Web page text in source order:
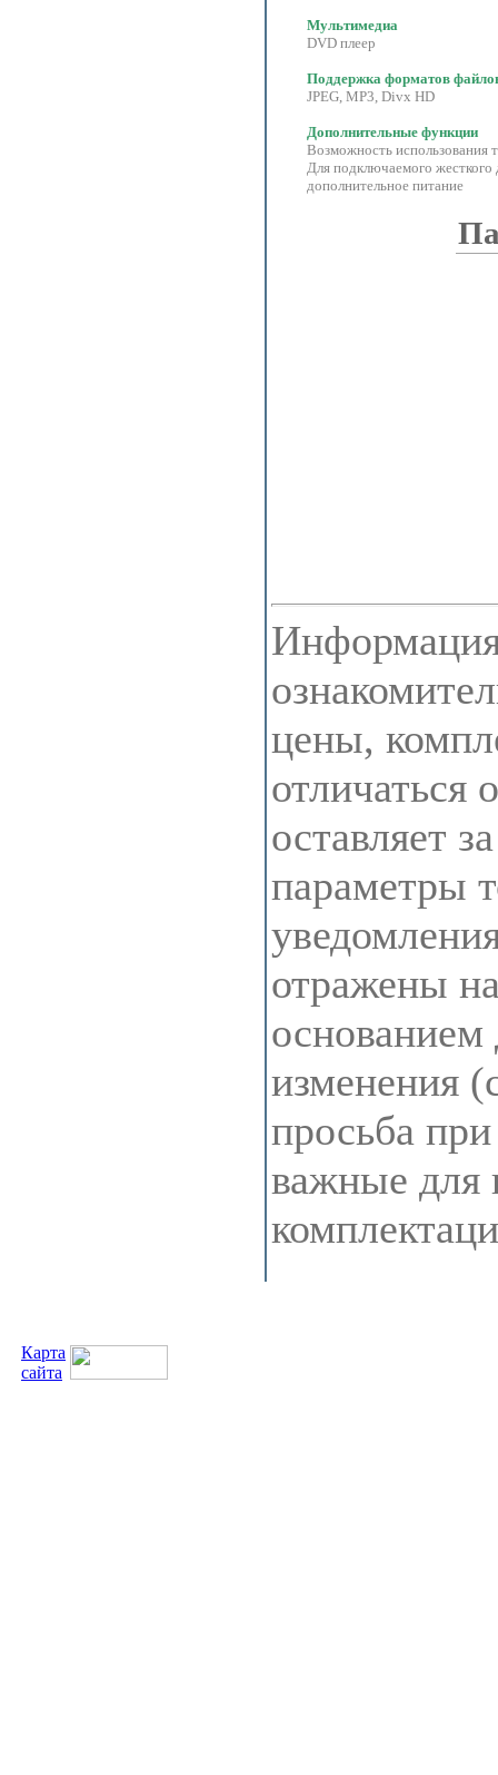
Мультимедиа
DVD плеер
Поддержка форматов
JPEG, MP3, Divx HD
Дополнительные функции
Возможность использования
Для подключаемого
дополнительное питание
Информация
цены,
отличаться
оставляет
параметры
отражены
основанием
изменения
просьба
важные для
Карта
сайта